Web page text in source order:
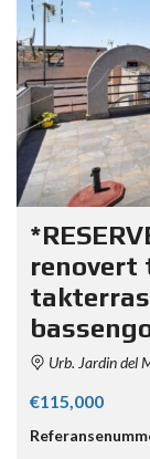
renovert
Urb. Jardin del
€115,000